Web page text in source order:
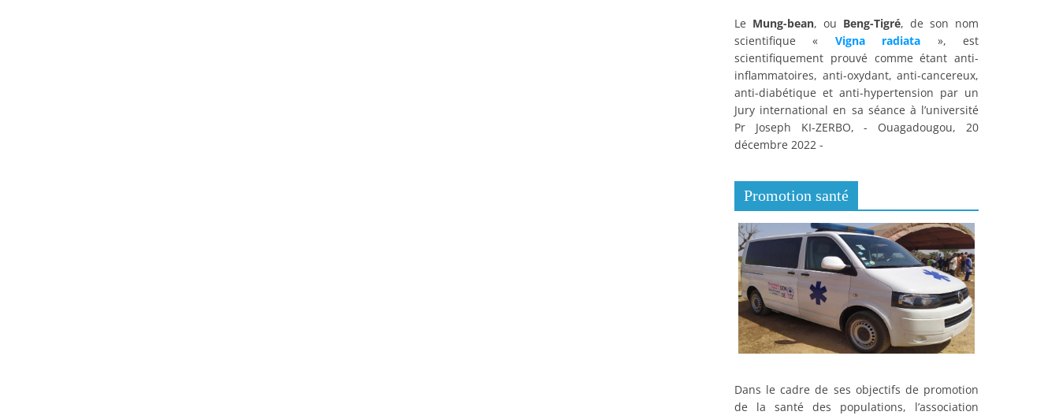
Le Mung-bean, ou Beng-Tigré, de son nom
scientifique « Vigna radiata », est
scientifiquement prouvé comme étant anti-
inflammatoires, anti-oxydant, anti-cancereux,
anti-diabétique et anti-hypertension par un
Jury international en sa séance à l’université
Pr Joseph KI-ZERBO, - Ouagadougou, 20
décembre 2022 -
Promotion santé
Dans le cadre de ses objectifs de promotion
de la santé des populations, l’association